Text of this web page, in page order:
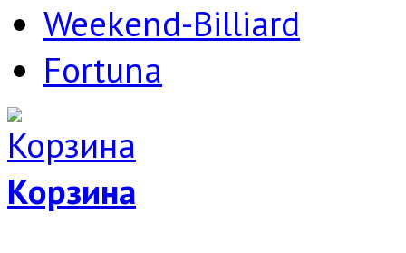
Weekend-Billiard
Fortuna
Корзина